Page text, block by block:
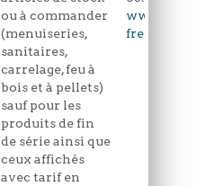
ou à commander
(menuiseries,
sanitaires,
carrelage, feu à
bois et à pellets)
sauf pour les
produits de fin
de série ainsi que
ceux affichés
avec tarif en
www.lamour-
freres.com